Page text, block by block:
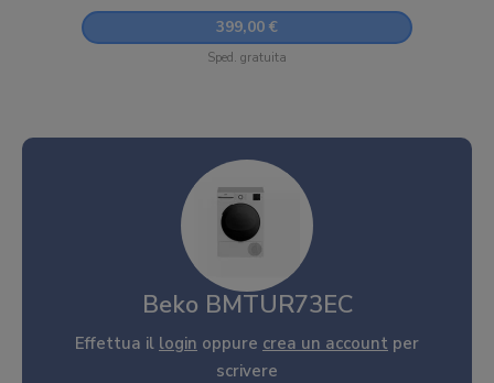
399,00 €
Sped. gratuita
Beko BMTUR73EC
Effettua il login oppure crea un account per
scrivere